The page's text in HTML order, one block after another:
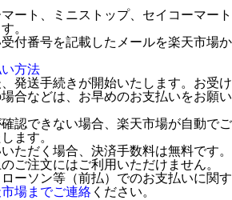
ート、ミニストップ、セイコーマート
。
付番号を記載したメールを楽天市場か
方法
発送手続きが開始いたします。お受け
合などは、お早めのお支払いをお願い
認できない場合、楽天市場が自動でご
ます。
ただく場合、決済手数料は無料です。
ご注文にはご利用いただけません。
ーソン等（前払）でのお支払いに関す
場までご連絡 ください。